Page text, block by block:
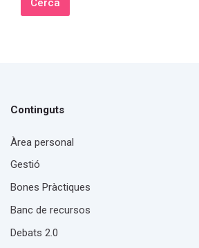
Continguts
Àrea personal
Gestió
Bones Pràctiques
Banc de recursos
Debats 2.0